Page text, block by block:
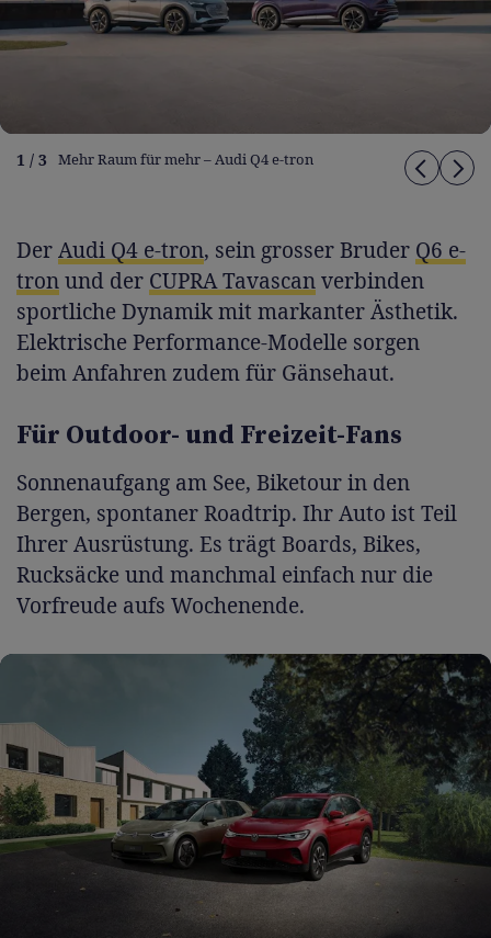
1 / 3 Mehr Raum für mehr – Audi Q4 e-tron
DerAudi Q4 e-tron, sein grosser Bruder Q6 e-
tronund der CUPRA Tavascanverbinden
sportliche Dynamik mit markanter Ästhetik.
Elektrische Performance-Modelle sorgen
beim Anfahren zudem für Gänsehaut.
Für Outdoor- und Freizeit-Fans
Sonnenaufgang am See, Biketour in den
Bergen, spontaner Roadtrip. Ihr Auto ist Teil
Ihrer Ausrüstung. Es trägt Boards, Bikes,
Rucksäcke und manchmal einfach nur die
Vorfreude aufs Wochenende.